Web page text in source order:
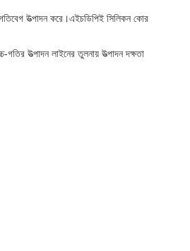
উত্পাদন করে।এইচডিপিই সিলিকন কোর
উত্পাদন লাইনের তুলনায় উত্পাদন দক্ষতা